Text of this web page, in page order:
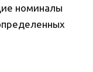
номиналы